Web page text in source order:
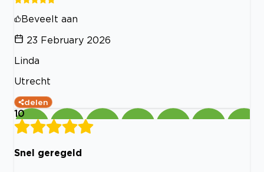
Beveelt aan
23 February 2026
Linda
Utrecht
delen
10
Snel geregeld